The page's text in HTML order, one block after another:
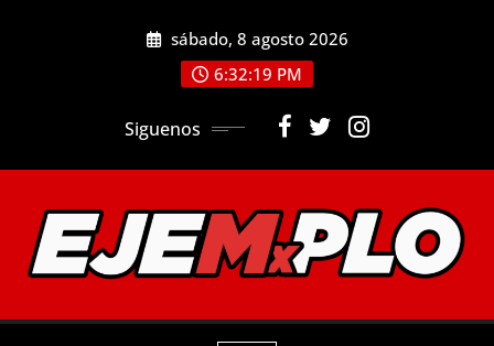
sábado, 8 agosto 2026
6:32:20 PM
Siguenos